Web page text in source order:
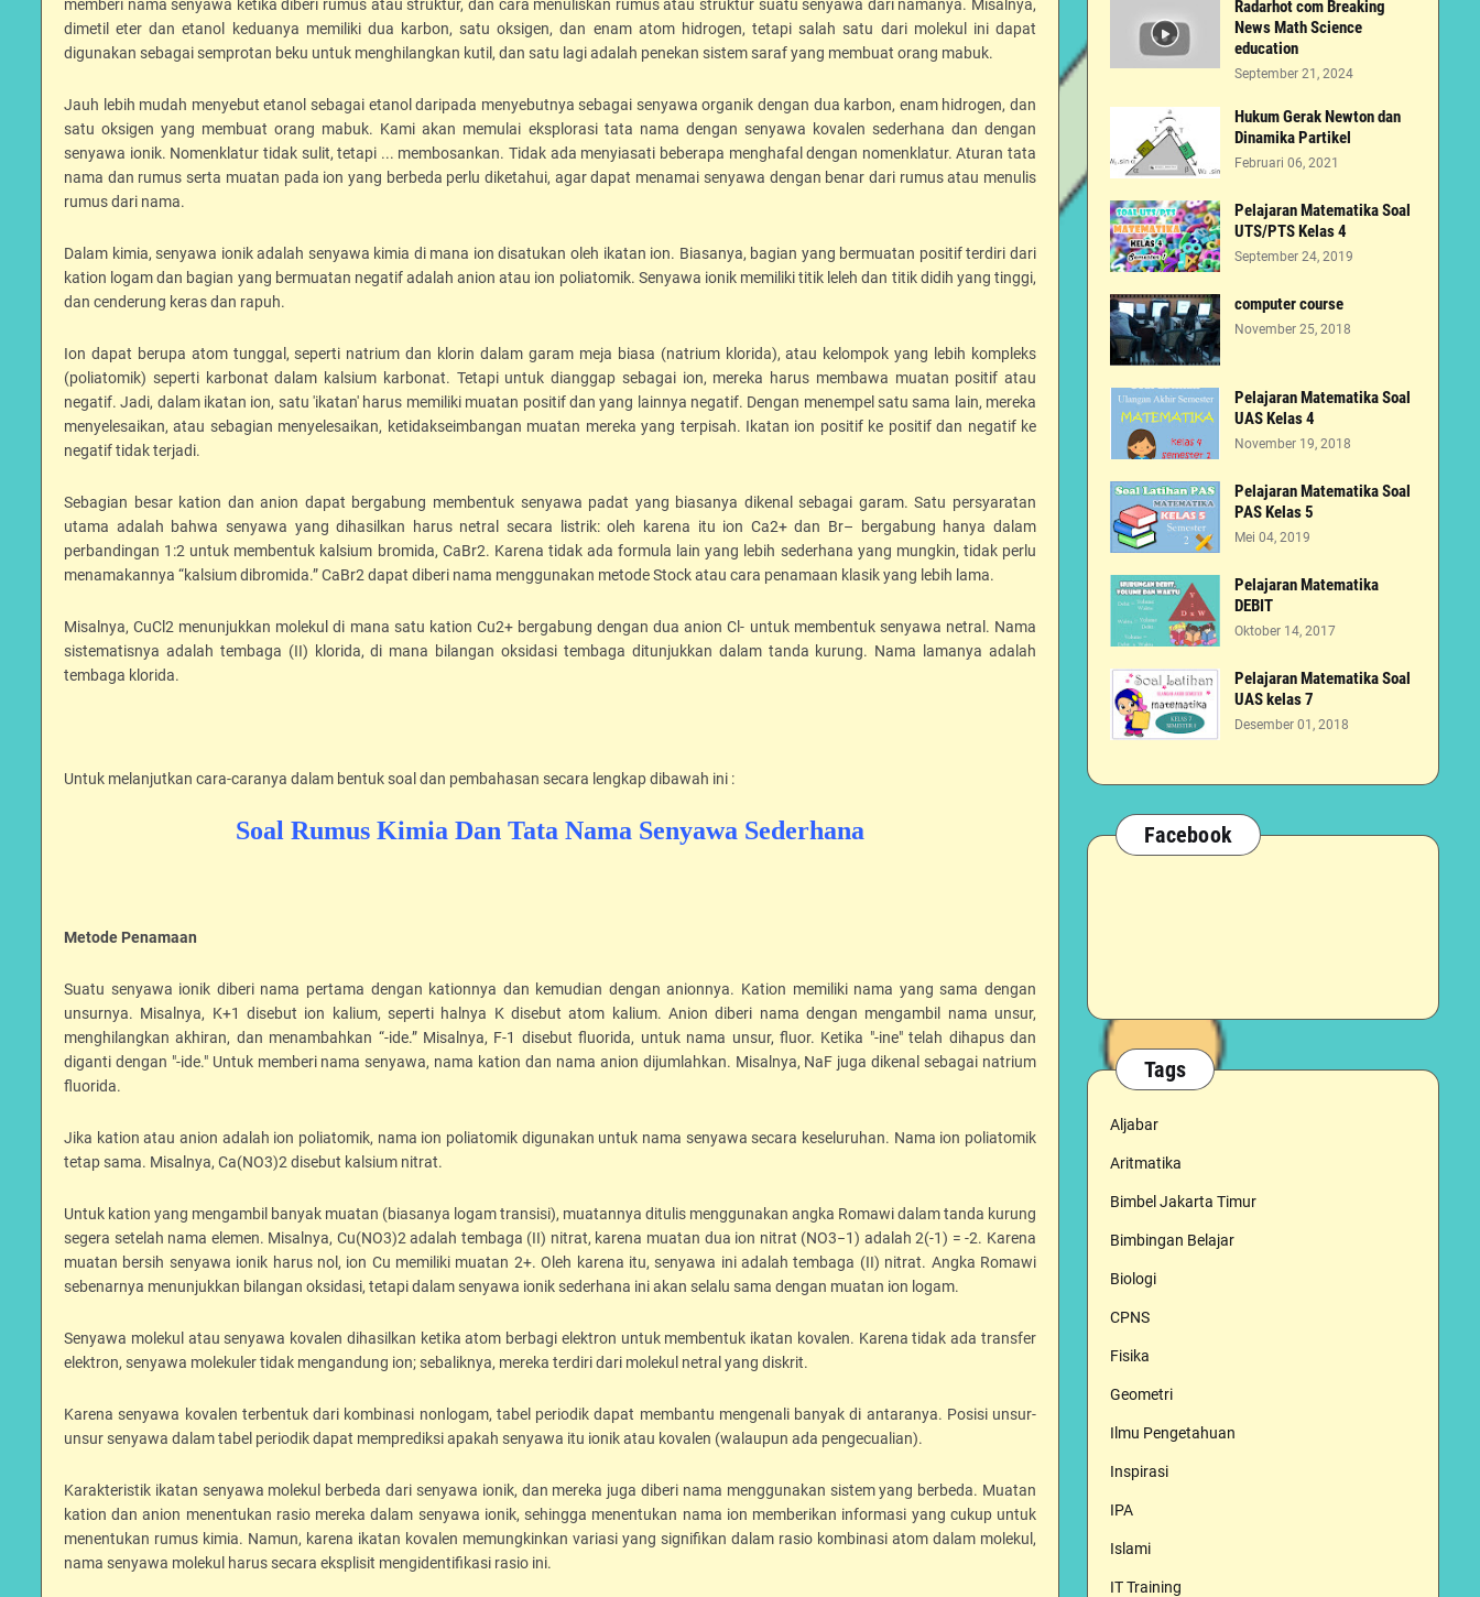
memberi nama senyawa ketika diberi rumus atau struktur, dan cara menuliskan rumus atau struktur suatu senyawa dari namanya. Misalnya,
dimetil eter dan etanol keduanya memiliki dua karbon, satu oksigen, dan enam atom hidrogen, tetapi salah satu dari molekul ini dapat
digunakan sebagai semprotan beku untuk menghilangkan kutil, dan satu lagi adalah penekan sistem saraf yang membuat orang mabuk.
Jauh lebih mudah menyebut etanol sebagai etanol daripada menyebutnya sebagai senyawa organik dengan dua karbon, enam hidrogen, dan
satu oksigen yang membuat orang mabuk. Kami akan memulai eksplorasi tata nama dengan senyawa kovalen sederhana dan dengan
senyawa ionik. Nomenklatur tidak sulit, tetapi ... membosankan. Tidak ada menyiasati beberapa menghafal dengan nomenklatur. Aturan tata
nama dan rumus serta muatan pada ion yang berbeda perlu diketahui, agar dapat menamai senyawa dengan benar dari rumus atau menulis
rumus dari nama.
Dalam kimia, senyawa ionik adalah senyawa kimia di mana ion disatukan oleh ikatan ion. Biasanya, bagian yang bermuatan positif terdiri dari
kation logam dan bagian yang bermuatan negatif adalah anion atau ion poliatomik. Senyawa ionik memiliki titik leleh dan titik didih yang tinggi,
dan cenderung keras dan rapuh.
Ion dapat berupa atom tunggal, seperti natrium dan klorin dalam garam meja biasa (natrium klorida), atau kelompok yang lebih kompleks
(poliatomik) seperti karbonat dalam kalsium karbonat. Tetapi untuk dianggap sebagai ion, mereka harus membawa muatan positif atau
negatif. Jadi, dalam ikatan ion, satu 'ikatan' harus memiliki muatan positif dan yang lainnya negatif. Dengan menempel satu sama lain, mereka
menyelesaikan, atau sebagian menyelesaikan, ketidakseimbangan muatan mereka yang terpisah. Ikatan ion positif ke positif dan negatif ke
negatif tidak terjadi.
Sebagian besar kation dan anion dapat bergabung membentuk senyawa padat yang biasanya dikenal sebagai garam. Satu persyaratan
utama adalah bahwa senyawa yang dihasilkan harus netral secara listrik: oleh karena itu ion Ca2+ dan Br– bergabung hanya dalam
perbandingan 1:2 untuk membentuk kalsium bromida, CaBr2. Karena tidak ada formula lain yang lebih sederhana yang mungkin, tidak perlu
menamakannya “kalsium dibromida.” CaBr2 dapat diberi nama menggunakan metode Stock atau cara penamaan klasik yang lebih lama.
Misalnya, CuCl2 menunjukkan molekul di mana satu kation Cu2+ bergabung dengan dua anion Cl- untuk membentuk senyawa netral. Nama
sistematisnya adalah tembaga (II) klorida, di mana bilangan oksidasi tembaga ditunjukkan dalam tanda kurung. Nama lamanya adalah
tembaga klorida.
Untuk melanjutkan cara-caranya dalam bentuk soal dan pembahasan secara lengkap dibawah ini :
Soal Rumus Kimia Dan Tata Nama Senyawa Sederhana
Metode Penamaan
Suatu senyawa ionik diberi nama pertama dengan kationnya dan kemudian dengan anionnya. Kation memiliki nama yang sama dengan
unsurnya. Misalnya, K+1 disebut ion kalium, seperti halnya K disebut atom kalium. Anion diberi nama dengan mengambil nama unsur,
menghilangkan akhiran, dan menambahkan “-ide.” Misalnya, F-1 disebut fluorida, untuk nama unsur, fluor. Ketika "-ine" telah dihapus dan
diganti dengan "-ide." Untuk memberi nama senyawa, nama kation dan nama anion dijumlahkan. Misalnya, NaF juga dikenal sebagai natrium
fluorida.
Jika kation atau anion adalah ion poliatomik, nama ion poliatomik digunakan untuk nama senyawa secara keseluruhan. Nama ion poliatomik
tetap sama. Misalnya, Ca(NO3)2 disebut kalsium nitrat.
Untuk kation yang mengambil banyak muatan (biasanya logam transisi), muatannya ditulis menggunakan angka Romawi dalam tanda kurung
segera setelah nama elemen. Misalnya, Cu(NO3)2 adalah tembaga (II) nitrat, karena muatan dua ion nitrat (NO3−1) adalah 2(-1) = -2. Karena
muatan bersih senyawa ionik harus nol, ion Cu memiliki muatan 2+. Oleh karena itu, senyawa ini adalah tembaga (II) nitrat. Angka Romawi
sebenarnya menunjukkan bilangan oksidasi, tetapi dalam senyawa ionik sederhana ini akan selalu sama dengan muatan ion logam.
Senyawa molekul atau senyawa kovalen dihasilkan ketika atom berbagi elektron untuk membentuk ikatan kovalen. Karena tidak ada transfer
elektron, senyawa molekuler tidak mengandung ion; sebaliknya, mereka terdiri dari molekul netral yang diskrit.
Karena senyawa kovalen terbentuk dari kombinasi nonlogam, tabel periodik dapat membantu mengenali banyak di antaranya. Posisi unsur-
unsur senyawa dalam tabel periodik dapat memprediksi apakah senyawa itu ionik atau kovalen (walaupun ada pengecualian).
Karakteristik ikatan senyawa molekul berbeda dari senyawa ionik, dan mereka juga diberi nama menggunakan sistem yang berbeda. Muatan
kation dan anion menentukan rasio mereka dalam senyawa ionik, sehingga menentukan nama ion memberikan informasi yang cukup untuk
menentukan rumus kimia. Namun, karena ikatan kovalen memungkinkan variasi yang signifikan dalam rasio kombinasi atom dalam molekul,
nama senyawa molekul harus secara eksplisit mengidentifikasi rasio ini.
Radarhot com Breaking
News Math Science
education
September 21, 2024
Hukum Gerak Newton dan
Dinamika Partikel
Februari 06, 2021
Pelajaran Matematika Soal
UTS/PTS Kelas 4
September 24, 2019
computer course
November 25, 2018
Pelajaran Matematika Soal
UAS Kelas 4
November 19, 2018
Pelajaran Matematika Soal
PAS Kelas 5
Mei 04, 2019
Pelajaran Matematika
DEBIT
Oktober 14, 2017
Pelajaran Matematika Soal
UAS kelas 7
Desember 01, 2018
Facebook
Tags
Aljabar
Aritmatika
Bimbel Jakarta Timur
Bimbingan Belajar
Biologi
CPNS
Fisika
Geometri
Ilmu Pengetahuan
Inspirasi
IPA
Islami
IT Training